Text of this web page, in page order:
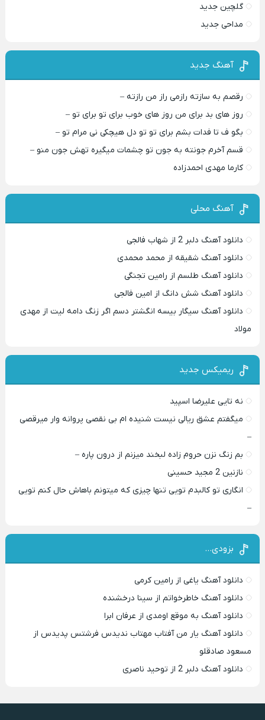
گلچین جدید
مداحی جدید
آهنگ جدید
رقصم به سازته رازمی راز من رازته –
روز های بد برای من روز های خوب برای تو برای تو –
بگو ف تا فدات بشم برای تو تو دل هیچکی نی مرام تو –
قسم آخرم جونته به جون تو چشمات میگیره تهش جون منو –
کارما مهدی احمدزاده
آهنگ محلی
دانلود آهنگ دلبر 2 از شهاب فالجی
دانلود آهنگ شقیقه از محمد محمدی
دانلود آهنگ طلسم از رامین تجنگی
دانلود آهنگ شش دانگ از امین فالجی
دانلود آهنگ سیگار بیسه انگشتر دسم اگر زنگ دامه لیت از مهدی
مولاد
ریمیکس جدید
نه تایی علیرضا اسپید
میگفتم عشق ریالی نیست شنیده ام بی نقصی پروانه وار میرقصی
–
بم زنگ نزن حروم زاده لبخند میزنم از درون پاره –
نازنین 2 مجید حسینی
انگاری تو کالبدم تویی تنها چیزی که میتونم باهاش حال کنم تویی
–
بزودی…
دانلود آهنگ یاغی از رامین کرمی
دانلود آهنگ خاطرخواتم از سینا درخشنده
دانلود آهنگ به موقع اومدی از عرفان ابرا
دانلود آهنگ یار من آفتاب مهتاب ندیدس فرشتس پدیدس از
مسعود صادقلو
دانلود آهنگ دلبر 2 از توحید ناصری